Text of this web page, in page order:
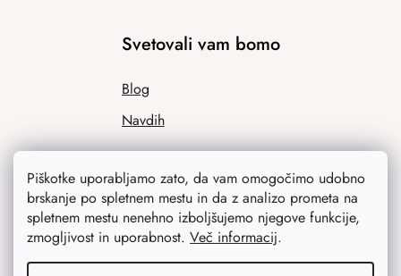
Piškotke uporabljamo zato, da vam omogočimo udobno
brskanje po spletnem mestu in da z analizo prometa na
spletnem mestu nenehno izboljšujemo njegove funkcije,
zmogljivost in uporabnost. Več informacij.
Svetovali vam bomo
Blog
Navdih